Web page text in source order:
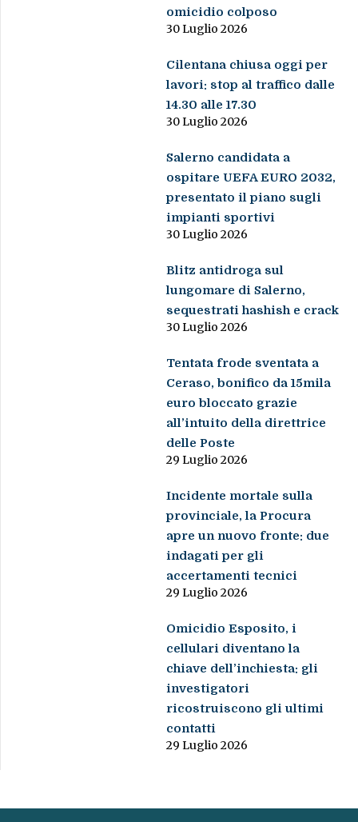
omicidio colposo
30 Luglio 2026
Cilentana chiusa oggi per
lavori: stop al traffico dalle
14.30 alle 17.30
30 Luglio 2026
Salerno candidata a
ospitare UEFA EURO 2032,
presentato il piano sugli
impianti sportivi
30 Luglio 2026
Blitz antidroga sul
lungomare di Salerno,
sequestrati hashish e crack
30 Luglio 2026
Tentata frode sventata a
Ceraso, bonifico da 15mila
euro bloccato grazie
all’intuito della direttrice
delle Poste
29 Luglio 2026
Incidente mortale sulla
provinciale, la Procura
apre un nuovo fronte: due
indagati per gli
accertamenti tecnici
29 Luglio 2026
Omicidio Esposito, i
cellulari diventano la
chiave dell’inchiesta: gli
investigatori
ricostruiscono gli ultimi
contatti
29 Luglio 2026